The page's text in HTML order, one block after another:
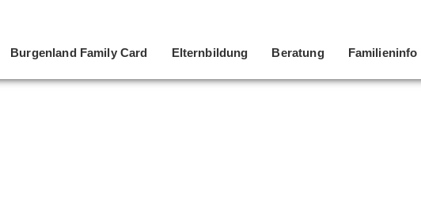
Burgenland Family Card Elternbildung Beratung Familieninfo